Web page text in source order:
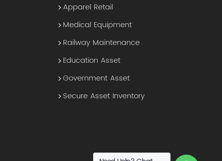
Apparel Retail
Medical Equipment
Railway Maintenance
Education Asset
Government Asset
Secure Asset Inventory